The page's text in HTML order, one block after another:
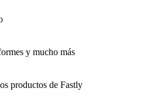
y mucho más
productos de Fastly